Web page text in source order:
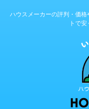
ハウスメーカーの評判・価
トで